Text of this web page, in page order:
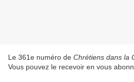
Le 361e numéro de Chrétiens dans la
Vous pouvez le recevoir en vous